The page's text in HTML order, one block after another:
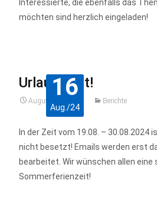
Interessierte, die ebenfalls das
möchten sind herzlich eingeladen!
16
Aug./24
Urlaubszeit!
August 16, 2024 Berichte
In der Zeit vom 19.08. – 30.08.2024
nicht besetzt! Emails werden erst
bearbeitet. Wir wünschen allen eine
Sommerferienzeit!